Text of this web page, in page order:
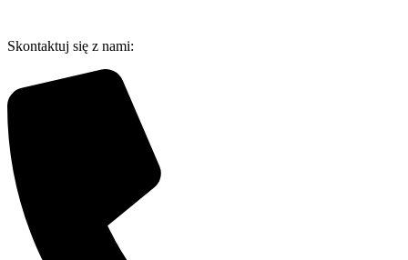
treści
Skontaktuj się z nami: